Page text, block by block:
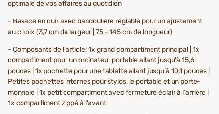
optimale de vos affaires au quotidien
- Besace en cuir avec bandoulière réglable pour un ajustement
au choix (3,7 cm de largeur | 75 - 145 cm de longueur)
- Composants de l'article: 1x grand compartiment principal | 1x
compartiment pour un ordinateur portable allant jusqu'à 15,6
pouces | 1x pochette pour une tablette allant jusqu'à 10,1 pouces |
Petites pochettes internes pour stylos, le portable et un porte-
monnaie | 1x petit compartiment avec fermeture éclair à l'arrière |
1x compartiment zippé à l'avant